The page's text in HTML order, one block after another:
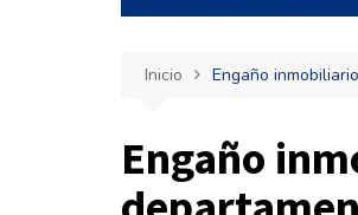
Inicio Engaño
Engaño